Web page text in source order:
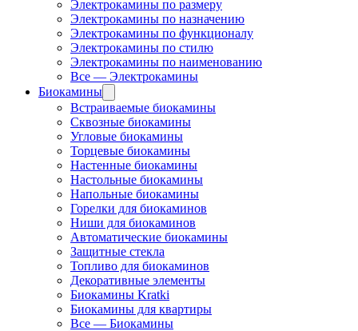
Электрокамины по размеру
Электрокамины по назначению
Электрокамины по функционалу
Электрокамины по стилю
Электрокамины по наименованию
Все — Электрокамины
Биокамины
Встраиваемые биокамины
Сквозные биокамины
Угловые биокамины
Торцевые биокамины
Настенные биокамины
Настольные биокамины
Напольные биокамины
Горелки для биокаминов
Ниши для биокаминов
Автоматические биокамины
Защитные стекла
Топливо для биокаминов
Декоративные элементы
Биокамины Kratki
Биокамины для квартиры
Все — Биокамины